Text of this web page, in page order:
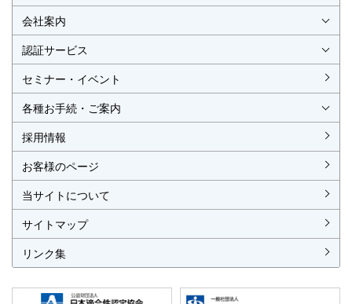
会社案内
認証サービス
ISO認証（マネジメントシステム）
ISO 9001 （品質）
ISO 14001（環境）
ISO 55001（アセット）
ISO 45001（労働安全衛生）
ISO 27001（情報セキュリティ）
MSAの審査認証
ISOとは？
JIS製品認証
JIS製品認証の手続き
認証リスト
セミナー・イベント
各種お手続・ご案内
採用情報
お客様のページ
当サイトについて
サイトマップ
リンク集